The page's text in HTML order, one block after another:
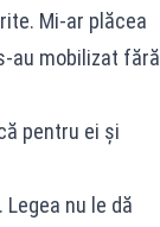
Mi-ar plăcea
au mobilizat fără
pentru ei şi
nu le dă